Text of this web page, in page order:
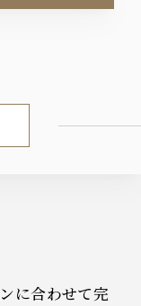
宴会】
に合わせて完